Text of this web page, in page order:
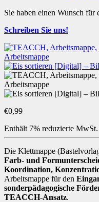
Sie haben einen Wunsch für
Schreiben Sie uns!
€0,99
Enthält 7% reduzierte MwSt.
Die Klettmappe
Farb- und
Koordination,
Arbeitsmappe für den
sonderpädagogische
TEACCH-Ansatz.